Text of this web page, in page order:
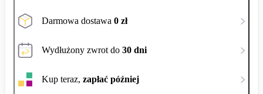
Darmowa dostawa 0 zł
Wydłużony zwrot do 30 dni
Kup teraz, zapłać później